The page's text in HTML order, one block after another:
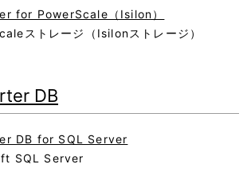
for PowerScale（Isilon）
ストレージ（Isilonストレージ）
DB
DB for SQL Server
SQL Server